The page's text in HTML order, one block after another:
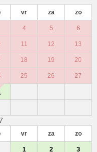
vr za zo
4 5 6
11 12 13
18 19 20
25 26 27
vr za zo
1 2 3